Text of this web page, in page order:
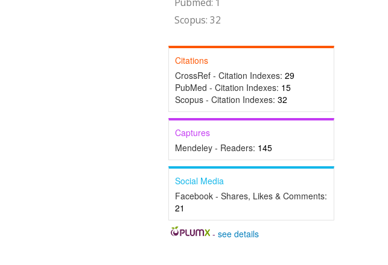
Pubmed: 1
Scopus: 32
Citations
CrossRef - Citation Indexes: 29
PubMed - Citation Indexes: 15
Scopus - Citation Indexes: 32
Captures
Mendeley - Readers: 145
Social Media
Facebook - Shares, Likes & Comments:
21
-see details